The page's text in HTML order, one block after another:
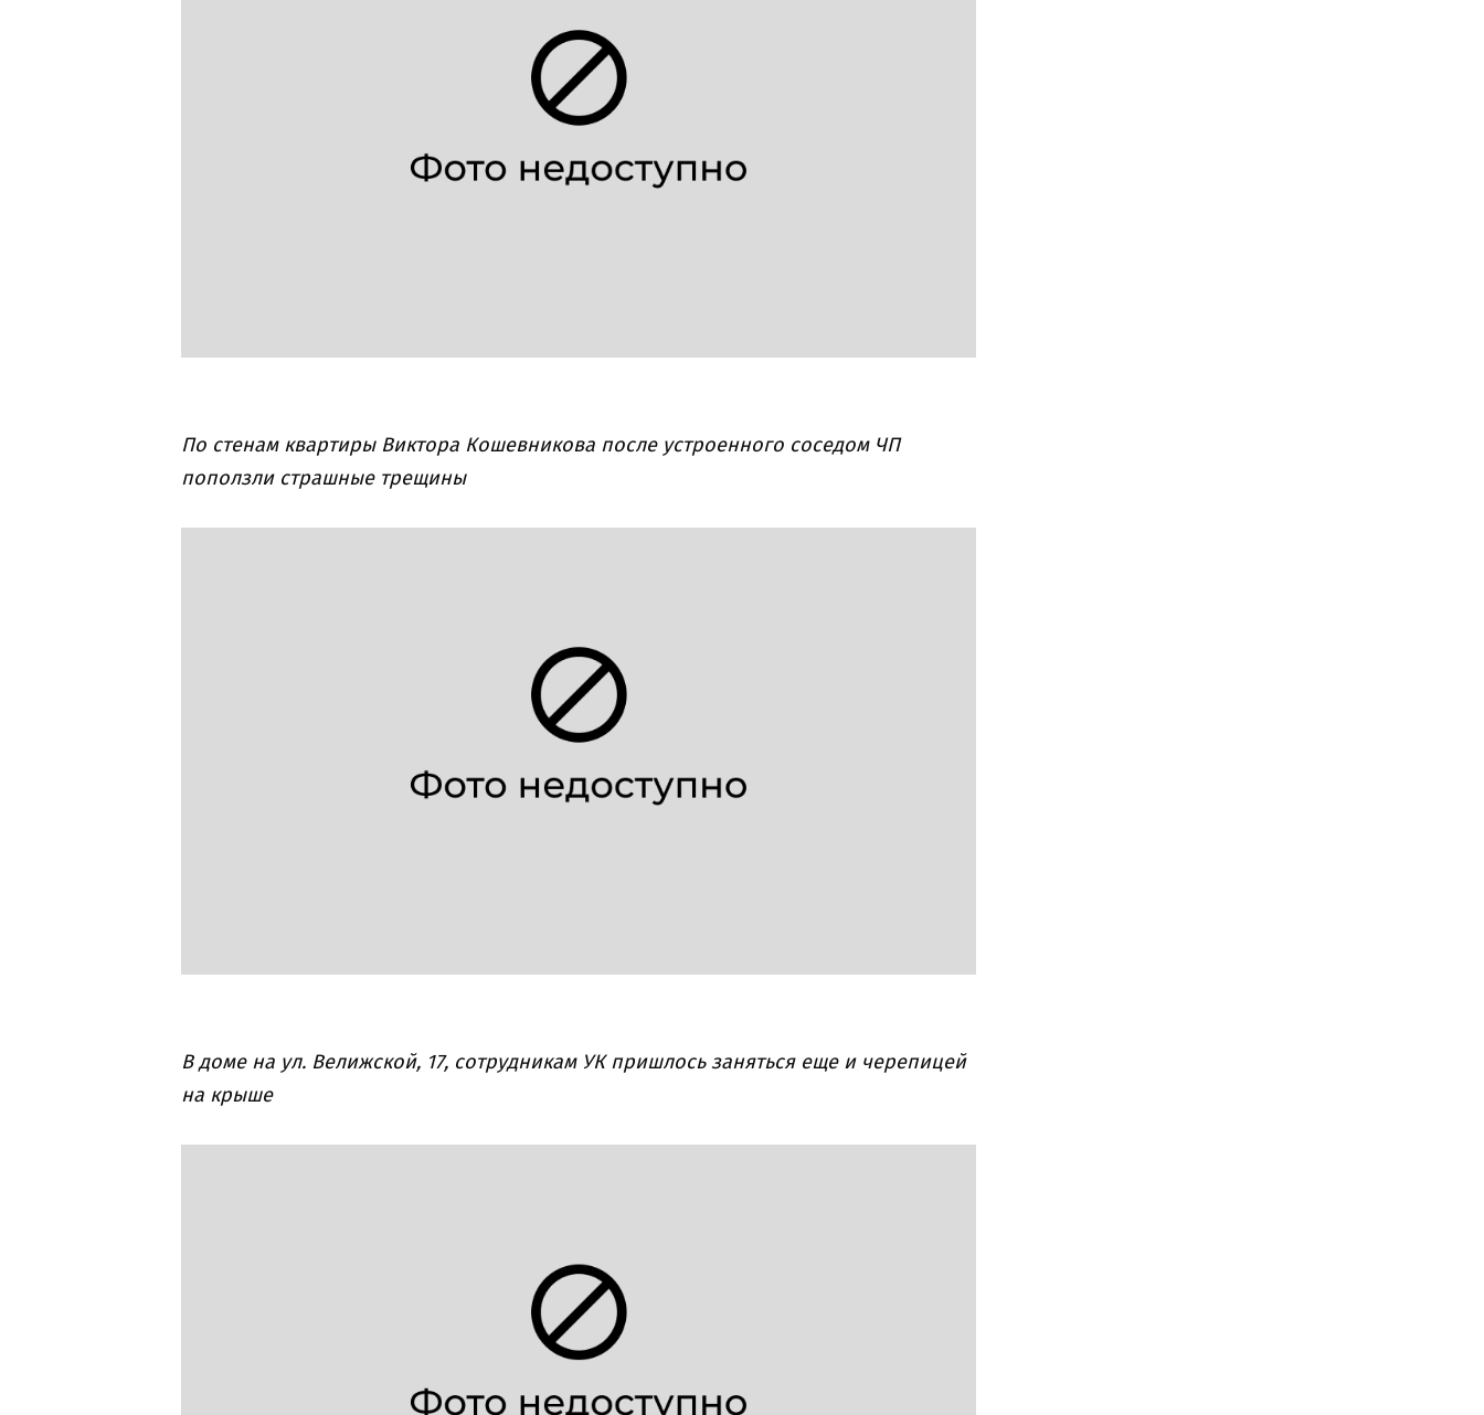
По стенам квартиры Виктора Кошевникова после устроенного соседом ЧП
поползли страшные трещины
В доме на ул. Велижской, 17, сотрудникам УК пришлось заняться еще и черепицей
на крыше